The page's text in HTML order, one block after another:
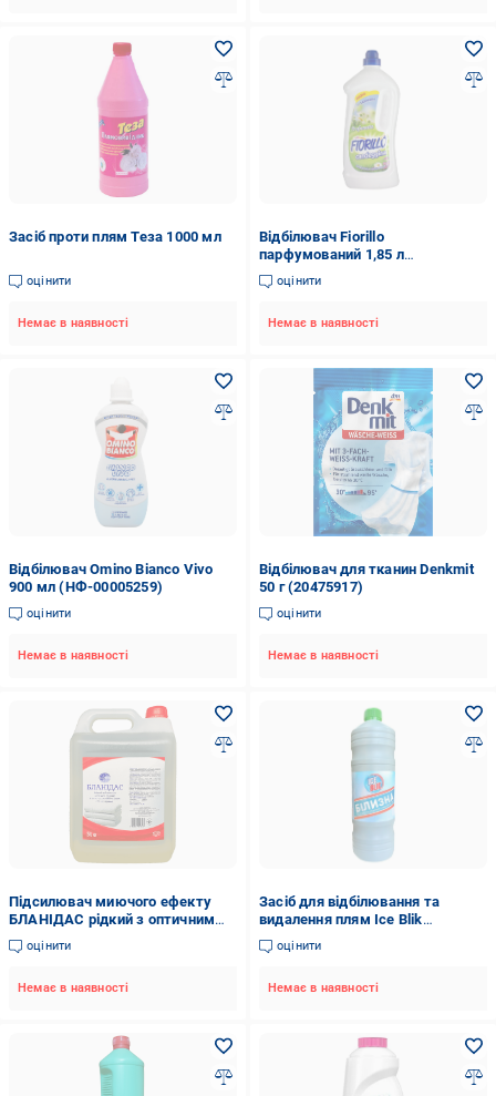
Засіб проти плям Теза 1000 мл
оцінити
Немає в наявності
Відбілювач Fiorillo
парфумований 1,85 л
(НФ-00003688)
оцінити
Немає в наявності
Відбілювач Omino Bianco Vivo
900 мл (НФ-00005259)
оцінити
Немає в наявності
Відбілювач для тканин Denkmit
50 г (20475917)
оцінити
Немає в наявності
Підсилювач миючого ефекту
БЛАНІДАС рідкий з оптичним
відбілювачем під час прання 5 л
(13296389)
оцінити
Немає в наявності
Засіб для відбілювання та
видалення плям Ice Blik
"Білизна" 1 л (00-00001025)
оцінити
Немає в наявності